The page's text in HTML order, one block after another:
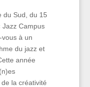
du Sud, du 15
Campus
à un
du jazz et
année
la créativité